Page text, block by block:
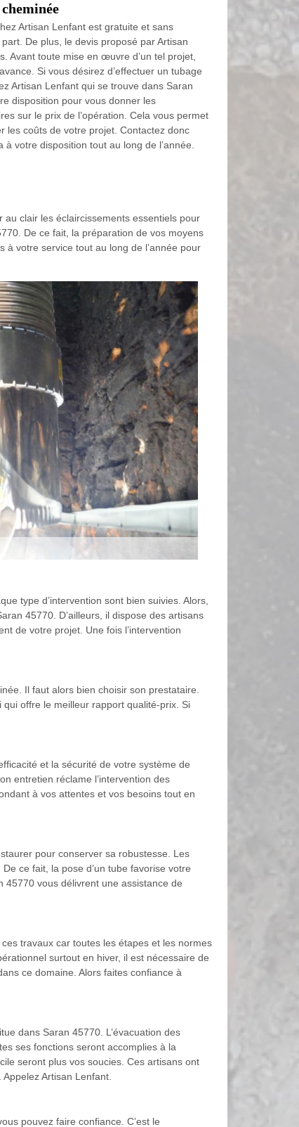
Artisan Lenfant est gratuite et sans
De plus, le devis proposé par Artisan
Avant toute mise en œuvre d’un tel projet,
Si vous désirez d’effectuer un tubage
Artisan Lenfant qui se trouve dans Saran
disposition pour vous donner les
sur le prix de l’opération. Cela vous permet
les coûts de votre projet. Contactez donc
à votre disposition tout au long de l’année.
clair les éclaircissements essentiels pour
De ce fait, la préparation de vos moyens
votre service tout au long de l’année pour
type d’intervention sont bien suivies. Alors,
45770. D’ailleurs, il dispose des artisans
de votre projet. Une fois l’intervention
Il faut alors bien choisir son prestataire.
offre le meilleur rapport qualité-prix. Si
et la sécurité de votre système de
entretien réclame l’intervention des
à vos attentes et vos besoins tout en
pour conserver sa robustesse. Les
ce fait, la pose d’un tube favorise votre
vous délivrent une assistance de
travaux car toutes les étapes et les normes
surtout en hiver, il est nécessaire de
ce domaine. Alors faites confiance à
dans Saran 45770. L’évacuation des
ses fonctions seront accomplies à la
seront plus vos soucies. Ces artisans ont
Artisan Lenfant.
pouvez faire confiance. C’est le